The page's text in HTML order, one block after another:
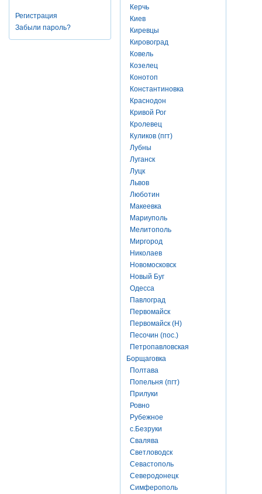
Регистрация
Забыли пароль?
Керчь
Киев
Киревцы
Кировоград
Ковель
Козелец
Конотоп
Константиновка
Краснодон
Кривой Рог
Кролевец
Куликов (пгт)
Лубны
Луганск
Луцк
Львов
Люботин
Макеевка
Мариуполь
Мелитополь
Миргород
Николаев
Новомосковск
Новый Буг
Одесса
Павлоград
Первомайск
Первомайск (Н)
Песочин (пос.)
Петропавловская
Борщаговка
Полтава
Попельня (пгт)
Прилуки
Ровно
Рубежное
с.Безруки
Свалява
Светловодск
Севастополь
Северодонецк
Симферополь